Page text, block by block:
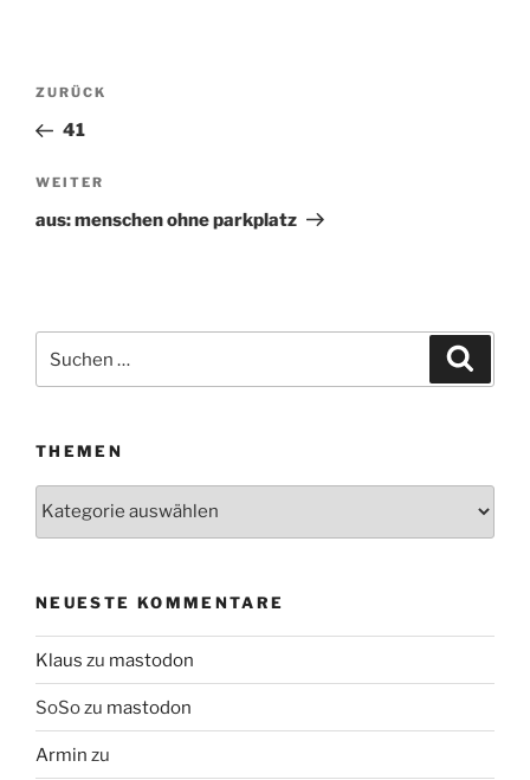
Beitragsnavigation
Vorheriger
Beitrag
ZURÜCK
41
Nächster
Beitrag
WEITER
aus: menschen ohne parkplatz
nach:
THEMEN
Themen
NEUESTE KOMMENTARE
Klaus zu mastodon
SoSozu mastodon
Armin zu